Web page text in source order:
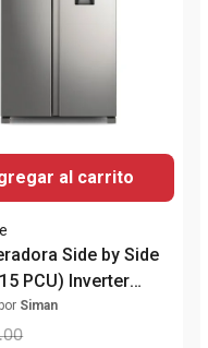
al carrito
Side by Side
PCU) Inverter
Frigidaire
Siman
.00